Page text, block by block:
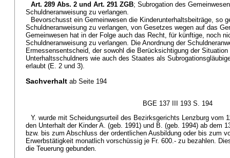
Art. 289 Abs. 2 und Art. 291 ZGB; Subrogation des
Schuldneranweisung zu verlangen.
Bevorschusst ein Gemeinwesen die Kinderunterhaltsbeiträge, so
Schuldneranweisung zu verlangen, von Gesetzes wegen auf das
Gemeinwesen hat in der Folge auch das Recht, für künftige, noch
Schuldneranweisung zu verlangen. Die Anordnung der
Ermessensentscheid, der sowohl die Berücksichtigung der
Unterhaltsschuldners wie auch des Staates als
erlaubt (E. 2 und 3).
Sachverhalt ab Seite 194
BGE 137 III 193 S. 194
Y. wurde mit Scheidungsurteil des Bezirksgerichts Lenzburg vom
den Unterhalt der Kinder A. (geb. 1991) und B. (geb. 1994) ab dem
bzw. bis zum Abschluss der ordentlichen Ausbildung oder bis zum
Erwerbstätigkeit monatlich vorschüssig je Fr. 600.- zu bezahlen.
die Teuerung gebunden.